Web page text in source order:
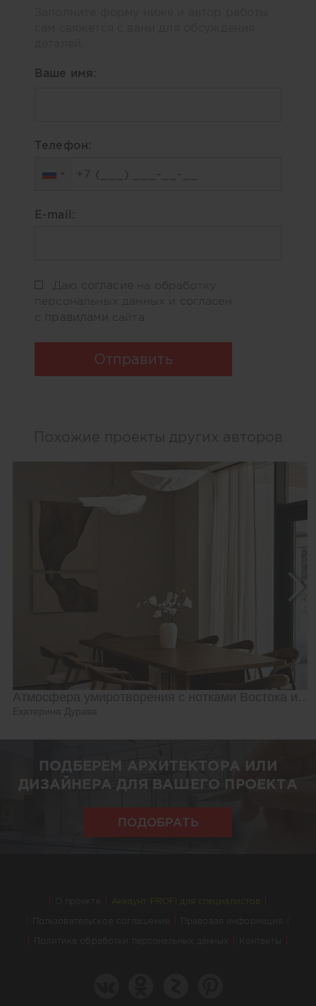
Ваше имя:
Телефон:
E-mail:
Даю
на обработку
персональных данных и согласен
с
сайта
Отправить
ПОДБЕРЕМ АРХИТЕКТОРА ИЛИ
ДИЗАЙНЕРА ДЛЯ ВАШЕГО ПРОЕКТА
ПОДОБРАТЬ
О проекте Аккаунт PROFI для специалистов
Пользовательское соглашение Правовая информация
Политика обработки персональных данных Контакты